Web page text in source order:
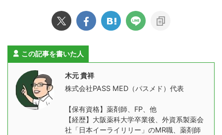
この記事を書いた人
木元 貴祥
株式会社PASS MED（パスメド）代表
【保有資格】薬剤師、FP、他
【経歴】大阪薬科大学卒業後、外資系製薬会
社「日本イーライリリー」のMR職、薬剤師